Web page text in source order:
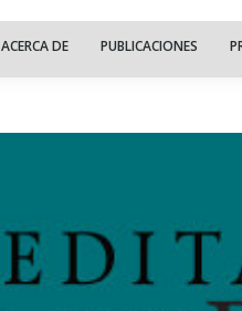
ACERCA DE PUBLICACIONES